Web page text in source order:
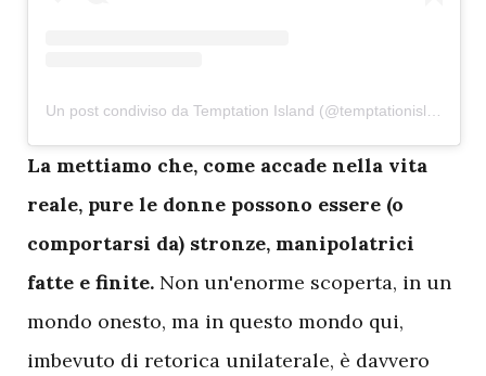
Un post condiviso da Temptation Island (@temptationislandita)
La mettiamo che, come accade nella vita
reale, pure le donne possono essere (o
comportarsi da) stronze, manipolatrici
fatte e finite. Non un'enorme scoperta, in un
mondo onesto, ma in questo mondo qui,
imbevuto di retorica unilaterale, è davvero